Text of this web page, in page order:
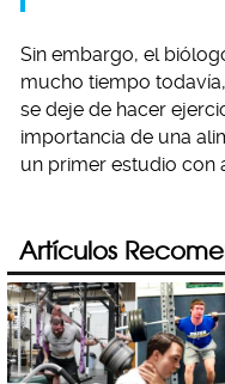
Sin embargo, el
mucho tiempo
se deje de hacer
importancia de una
un primer estudio con
Artículos